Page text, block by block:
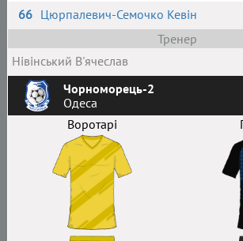
66 Цюрпалевич-Семочко Кевін
Тренер
Нівінський В'ячеслав
Чорноморець-2
Одеса
Воротарі